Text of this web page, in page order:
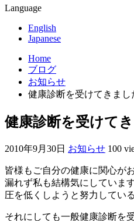
Language
English
Japanese
Home
ブログ
お知らせ
健康診断を受けてきまし
健康診断を受けて
2010年9月30日 お知らせ 100
皆様もご自分の健康に関心が
漏れず私も結構気にしていま
圧を低くしようと努力してい
それにしても一般健康診断を